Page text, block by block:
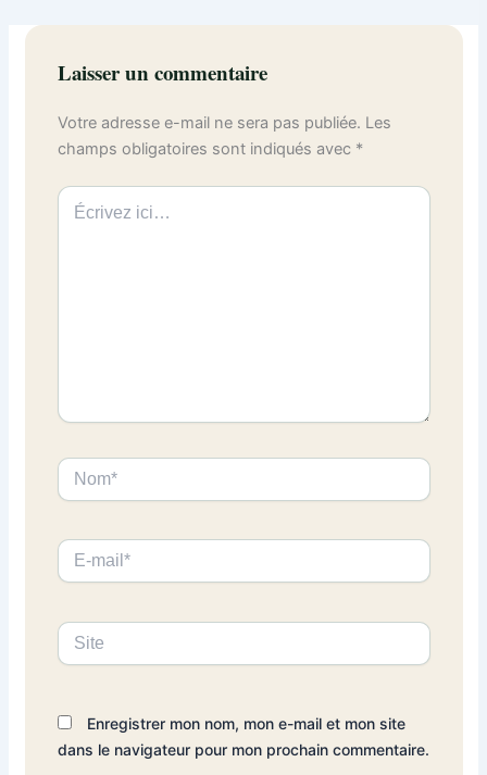
Laisser un commentaire
Votre adresse e-mail ne sera pas publiée. Les
champs obligatoires sont indiqués avec *
Écrivez
ici…
Nom*
E-
mail*
Site
Enregistrer mon nom, mon e-mail et mon site
dans le navigateur pour mon prochain commentaire.